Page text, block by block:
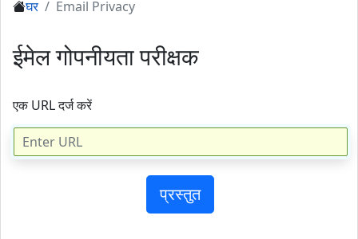
घर Email Privacy
ईमेल गोपनीयता परीक्षक
एक URL दर्ज करें